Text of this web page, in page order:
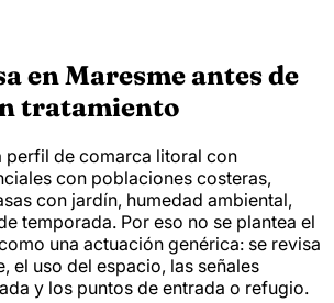
en Maresme antes de
tratamiento
perfil de comarca litoral con
con poblaciones costeras,
con jardín, humedad ambiental,
temporada. Por eso no se plantea el
una actuación genérica: se revisa
el uso del espacio, las señales
y los puntos de entrada o refugio.